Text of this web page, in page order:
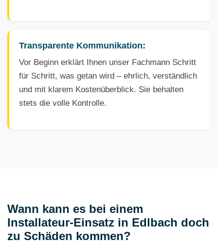
Transparente Kommunikation:
Vor Beginn erklärt Ihnen unser Fachmann Schritt
für Schritt, was getan wird – ehrlich, verständlich
und mit klarem Kostenüberblick. Sie behalten
stets die volle Kontrolle.
Wann kann es bei einem
Installateur-Einsatz in Edlbach doch
zu Schäden kommen?